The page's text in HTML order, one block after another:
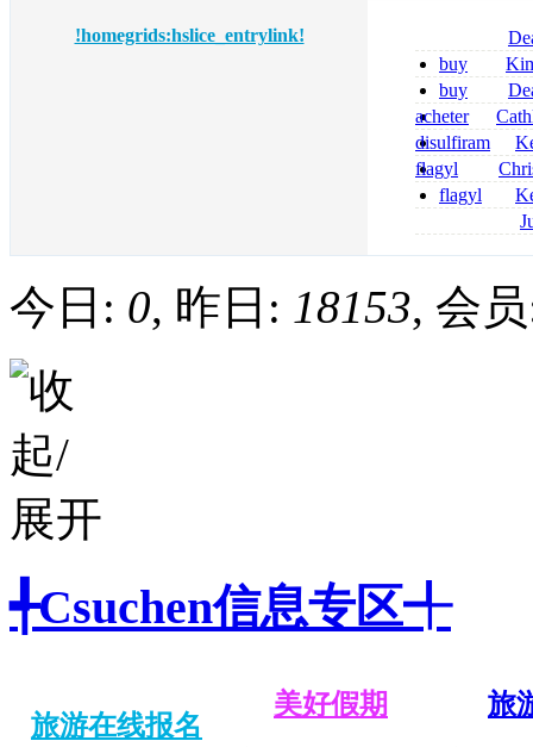
!homegrids:hslice_entrylink!
tizanidine
sans
buy
zolpidem usa
buy
pregabalin 300
pregabalin 300
acheter
dapsone site
disulfiram
sans
flagyl
senza
flagyl si può co
flagyl
online
今日: 0, 昨日: 18153, 会
╃Csuchen信息专区╃
旅游在线报名
美好假期 旅